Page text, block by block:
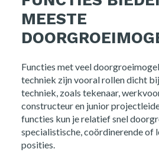
MEESTE
Functies met veel
techniek zijn vooral rollen dicht
techniek, zoals tekenaar,
constructeur en junior
functies kun je relatief snel
specialistische, coördinerende of
posities.